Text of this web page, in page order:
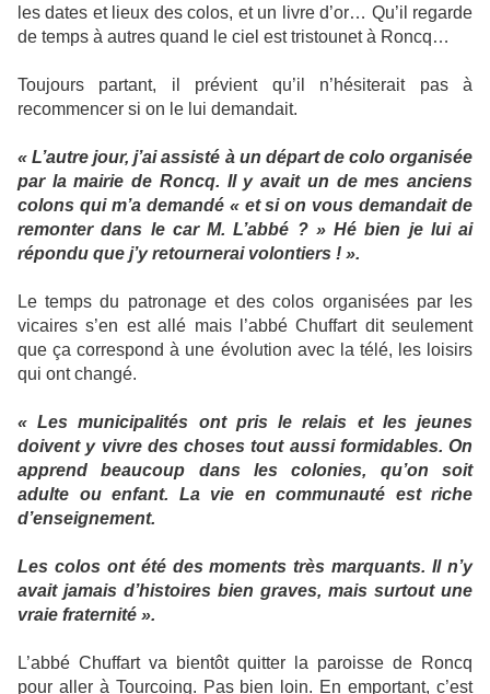
les dates et lieux des colos, et un livre d’or… Qu’il regarde
de temps à autres quand le ciel est tristounet à Roncq…
Toujours partant, il prévient qu’il n’hésiterait pas à
recommencer si on le lui demandait.
« L’autre jour, j’ai assisté à un départ de colo organisée
par la mairie de Roncq. Il y avait un de mes anciens
colons qui m’a demandé « et si on vous demandait de
remonter dans le car M. L’abbé ? » Hé bien je lui ai
répondu que j’y retournerai volontiers ! ».
Le temps du patronage et des colos organisées par les
vicaires s’en est allé mais l’abbé Chuffart dit seulement
que ça correspond à une évolution avec la télé, les loisirs
qui ont changé.
« Les municipalités ont pris le relais et les jeunes
doivent y vivre des choses tout aussi formidables. On
apprend beaucoup dans les colonies, qu’on soit
adulte ou enfant. La vie en communauté est riche
d’enseignement.
Les colos ont été des moments très marquants. Il n’y
avait jamais d’histoires bien graves, mais surtout une
vraie fraternité ».
L’abbé Chuffart va bientôt quitter la paroisse de Roncq
pour aller à Tourcoing. Pas bien loin. En emportant, c’est